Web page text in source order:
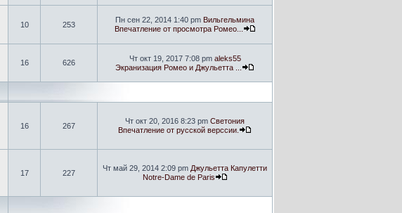
10 253
Пн сен 22, 2014 1:40 pm Вильгельмина
Впечатление от просмотра Ромео...
16 626 Чт окт 19, 2017 7:08 pm aleks55
Экранизация Ромео и Джульетта ...
16 267
Чт окт 20, 2016 8:23 pm Светония
Впечатление от русской верссии.
17 227
Чт май 29, 2014 2:09 pm Джульетта Капулетти
Notre-Dame de Paris